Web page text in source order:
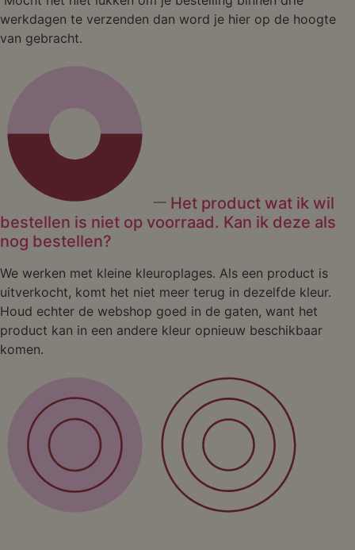
werkdagen te verzenden dan word je hier op de hoogte
van gebracht.
Het product wat ik wil
bestellen is niet op voorraad. Kan ik deze als
nog bestellen?
We werken met kleine kleuroplages. Als een product is
uitverkocht, komt het niet meer terug in dezelfde kleur.
Houd echter de webshop goed in de gaten, want het
product kan in een andere kleur opnieuw beschikbaar
komen.